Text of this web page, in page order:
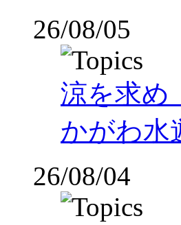
26/08/05
涼を求め
かがわ水
26/08/04